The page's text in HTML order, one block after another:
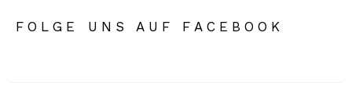
FOLGE UNS AUF FACEBOOK